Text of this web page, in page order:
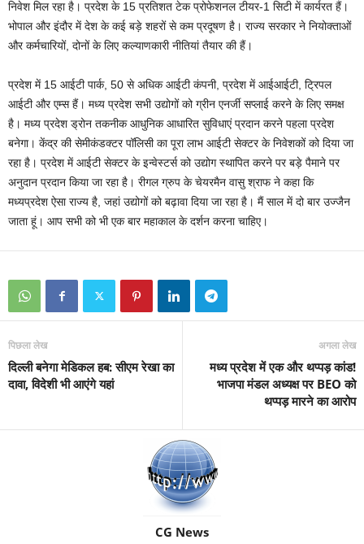
निवेश मिल रहा है। प्रदेश के 15 प्रतिशत टेक प्रोफेशनल टीयर-1 सिटी में कार्यरत हैं।
भोपाल और इंदौर में देश के कई बड़े शहरों से कम प्रदूषण है। राज्य सरकार ने नियोक्ताओं
और कर्मचारियों, दोनों के लिए कल्याणकारी नीतियां तैयार की हैं।
प्रदेश में 15 आईटी पार्क, 50 से अधिक आईटी कंपनी, प्रदेश में आईआईटी, ट्रिपल
आईटी और एम्स हैं। मध्य प्रदेश सभी उद्योगों को ग्रीन एनर्जी सप्लाई करने के लिए समक्ष
है। मध्य प्रदेश ड्रोन तकनीक आधुनिक आधारित सुविधाएं प्रदान करने पहला प्रदेश
बनेगा। केंद्र की सेमीकंडक्टर पॉलिसी का पूरा लाभ आईटी सेक्टर के निवेशकों को दिया जा
रहा है। प्रदेश में आईटी सेक्टर के इन्वेस्टर्स को उद्योग स्थापित करने पर बड़े पैमाने पर
अनुदान प्रदान किया जा रहा है। रीगल ग्रुप के चेयरमैन वासु श्राफ ने कहा कि
मध्यप्रदेश ऐसा राज्य है, जहां उद्योगों को बढ़ावा दिया जा रहा है। मैं साल में दो बार उज्जैन
जाता हूं। आप सभी को भी एक बार महाकाल के दर्शन करना चाहिए।
पिछला लेख
दिल्ली बनेगा मेडिकल हब: सीएम रेखा का
दावा, विदेशी भी आएंगे यहां
अगला लेख
मध्य प्रदेश में एक और थप्पड़ कांड!
भाजपा मंडल अध्यक्ष पर BEO को
थप्पड़ मारने का आरोप
CG News